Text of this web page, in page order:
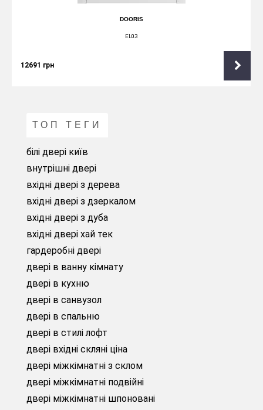
DOORIS
EL03
12691 грн
ТОП ТЕГИ
білі двері київ
внутрішні двері
вхідні двері з дерева
вхідні двері з дзеркалом
вхідні двері з дуба
вхідні двері хай тек
гардеробні двері
двері в ванну кімнату
двері в кухню
двері в санвузол
двері в спальню
двері в стилі лофт
двері вхідні скляні ціна
двері міжкімнатні з склом
двері міжкімнатні подвійні
двері міжкімнатні шпоновані